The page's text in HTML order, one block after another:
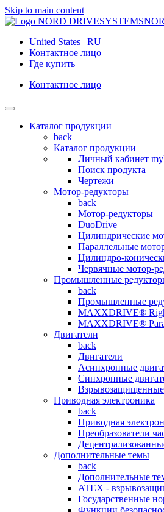
Skip to main content
United States | RU
Контактное лицо
Где купить
Контактное лицо
Каталог продукции
back
Каталог продукции
Личный кабинет
Поиск продукта
Чертежи
Мотор-редукторы
back
Мотор-редукторы
DuoDrive
Цилиндрические
Параллельные
Цилиндро-
Червячные мотор-
Промышленные
back
Промышленные
MAXXDRIVE®
MAXXDRIVE®
Двигатели
back
Двигатели
Асинхронные
Синхронные
Взрывозащищенные
Приводная электроника
back
Приводная
Преобразователи
Дополнительные темы
back
Дополнительные
ATEX -
Государственные
Функции